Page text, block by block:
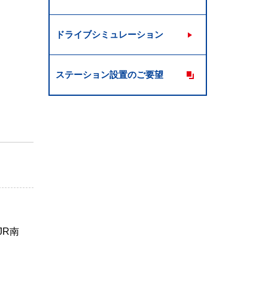
南
ドライブシミュレーション
ステーション設置のご要望